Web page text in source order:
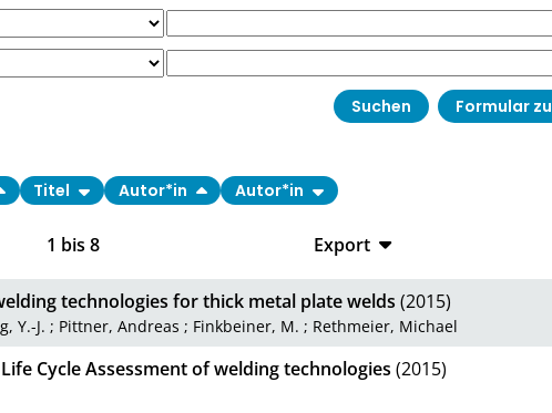
1 bis 8
Export
CSV
RIS
XML
Titel Autor*in Autor*in
technologies for thick metal plate welds (2015)
Y.-J. ; Pittner, Andreas ; Finkbeiner, M. ; Rethmeier, Michael
Cycle Assessment of welding technologies (2015)